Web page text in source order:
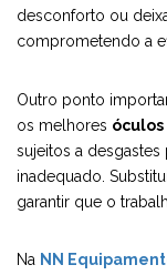
desconforto ou
comprometendo a
Outro ponto
os melhores
sujeitos a
inadequado.
garantir que o
Na NN